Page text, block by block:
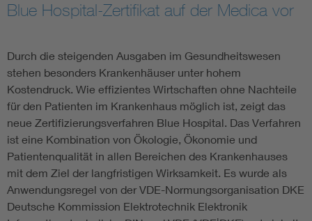
Assisted Living
Electromobility
Energy efficiency
Energy storage
Functional safety
Blue Hospital-Zertifikat auf der Medica vor
Durch die steigenden Ausgaben im Gesundheitswesen
stehen besonders Krankenhäuser unter hohem
Kostendruck. Wie effizientes Wirtschaften ohne Nachteile
für den Patienten im Krankenhaus möglich ist, zeigt das
neue Zertifizierungsverfahren Blue Hospital. Das Verfahren
ist eine Kombination von Ökologie, Ökonomie und
Patientenqualität in allen Bereichen des Krankenhauses
mit dem Ziel der langfristigen Wirksamkeit. Es wurde als
Anwendungsregel von der VDE-Normungsorganisation DKE
Deutsche Kommission Elektrotechnik Elektronik